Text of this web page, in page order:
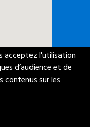
DE VOS DONNÉES
MENTIONS LÉGALES
acceptez l'utilisation
d’audience et de
contenus sur les